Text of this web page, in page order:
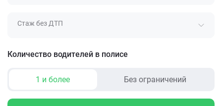
Стаж без ДТП
Количество водителей в полисе
1 и более Без ограничений